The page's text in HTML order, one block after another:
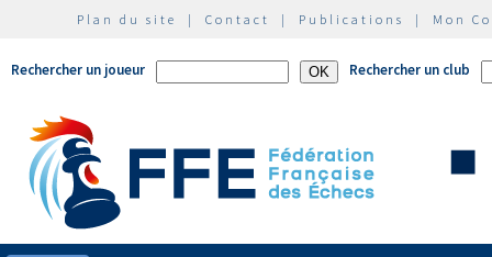
Plan du site | Contact | Publications | Mon
Rechercher un joueur Rechercher un club